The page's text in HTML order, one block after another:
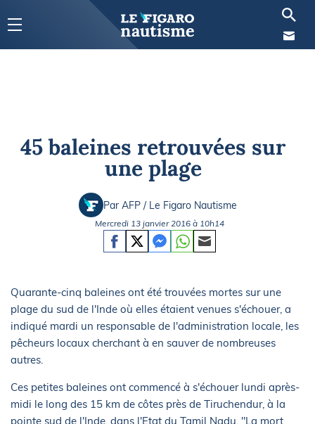
45 baleines retrouvées sur
une plage
Par AFP / Le Figaro Nautisme
Mercredi 13 janvier 2016 à 10h14
Quarante-cinq baleines ont été trouvées mortes sur une
plage du sud de l'Inde où elles étaient venues s'échouer, a
indiqué mardi un responsable de l'administration locale, les
pêcheurs locaux cherchant à en sauver de nombreuses
autres.
Ces petites baleines ont commencé à s'échouer lundi après-
midi le long des 15 km de côtes près de Tiruchendur, à la
pointe sud de l'Inde, dans l'Etat du Tamil Nadu. "La mort